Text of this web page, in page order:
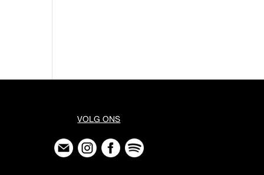
VOLG ONS